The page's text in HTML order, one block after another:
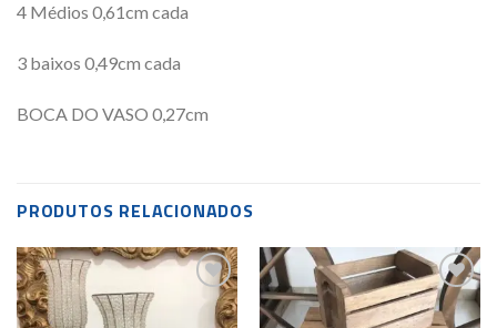
4 Médios 0,61cm cada
3 baixos 0,49cm cada
BOCA DO VASO 0,27cm
PRODUTOS RELACIONADOS
Add to
wishlist
Add to
wishlist